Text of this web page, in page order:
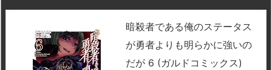
暗殺者である俺のステータス
が勇者よりも明らかに強いの
だが 6 (ガルドコミックス)